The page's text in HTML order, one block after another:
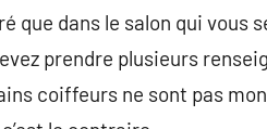
que dans le salon qui vous
prendre plusieurs
coiffeurs ne sont pas